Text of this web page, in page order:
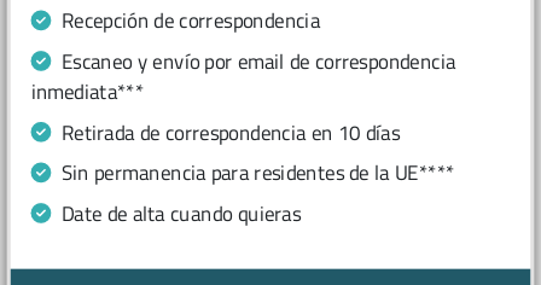
Recepción de correspondencia
Escaneo y envío por email de correspondencia
inmediata***
Retirada de correspondencia en 10 días
Sin permanencia para residentes de la UE****
Date de alta cuando quieras